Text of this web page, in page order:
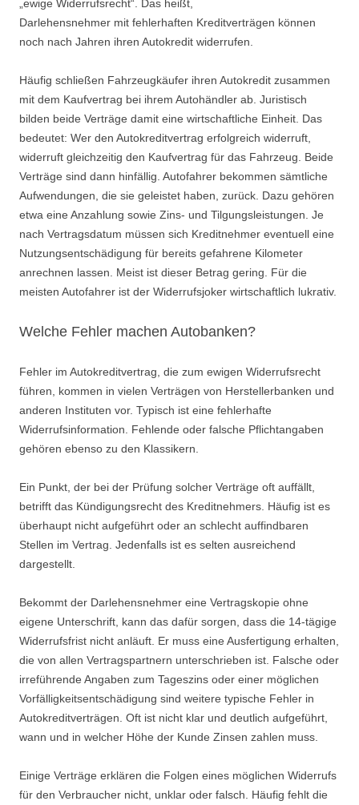
„ewige Widerrufsrecht“. Das heißt,
Darlehensnehmer mit fehlerhaften Kreditverträgen können
noch nach Jahren ihren Autokredit widerrufen.
Häufig schließen Fahrzeugkäufer ihren Autokredit zusammen
mit dem Kaufvertrag bei ihrem Autohändler ab. Juristisch
bilden beide Verträge damit eine wirtschaftliche Einheit. Das
bedeutet: Wer den Autokreditvertrag erfolgreich widerruft,
widerruft gleichzeitig den Kaufvertrag für das Fahrzeug. Beide
Verträge sind dann hinfällig. Autofahrer bekommen sämtliche
Aufwendungen, die sie geleistet haben, zurück. Dazu gehören
etwa eine Anzahlung sowie Zins- und Tilgungsleistungen. Je
nach Vertragsdatum müssen sich Kreditnehmer eventuell eine
Nutzungsentschädigung für bereits gefahrene Kilometer
anrechnen lassen. Meist ist dieser Betrag gering. Für die
meisten Autofahrer ist der Widerrufsjoker wirtschaftlich lukrativ.
Welche Fehler machen Autobanken?
Fehler im Autokreditvertrag, die zum ewigen Widerrufsrecht
führen, kommen in vielen Verträgen von Herstellerbanken und
anderen Instituten vor. Typisch ist eine fehlerhafte
Widerrufsinformation. Fehlende oder falsche Pflichtangaben
gehören ebenso zu den Klassikern.
Ein Punkt, der bei der Prüfung solcher Verträge oft auffällt,
betrifft das Kündigungsrecht des Kreditnehmers. Häufig ist es
überhaupt nicht aufgeführt oder an schlecht auffindbaren
Stellen im Vertrag. Jedenfalls ist es selten ausreichend
dargestellt.
Bekommt der Darlehensnehmer eine Vertragskopie ohne
eigene Unterschrift, kann das dafür sorgen, dass die 14-tägige
Widerrufsfrist nicht anläuft. Er muss eine Ausfertigung erhalten,
die von allen Vertragspartnern unterschrieben ist. Falsche oder
irreführende Angaben zum Tageszins oder einer möglichen
Vorfälligkeitsentschädigung sind weitere typische Fehler in
Autokreditverträgen. Oft ist nicht klar und deutlich aufgeführt,
wann und in welcher Höhe der Kunde Zinsen zahlen muss.
Einige Verträge erklären die Folgen eines möglichen Widerrufs
für den Verbraucher nicht, unklar oder falsch. Häufig fehlt die